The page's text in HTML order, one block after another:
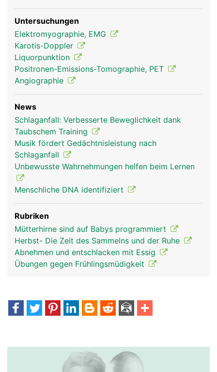
Grosshirn Frau
Untersuchungen
Elektromyographie, EMG
Karotis-Doppler
Liquorpunktion
Positronen-Emissions-Tomographie, PET
Angiographie
News
Schlaganfall: Verbesserte Beweglichkeit dank
Taubschem Training
Musik fördert Gedächtnisleistung nach
Schlaganfall
Unbewusste Wahrnehmungen helfen beim Lernen
Menschliche DNA identifiziert
Rubriken
Mütterhirne sind auf Babys programmiert
Herbst- Die Zeit des Sammelns und der Ruhe
Abnehmen und entschlacken mit Essig
Übungen gegen Frühlingsmüdigkeit